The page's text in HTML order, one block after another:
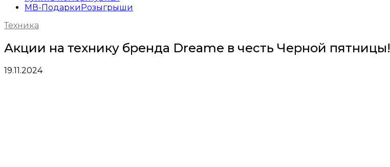
МВ-Подарки Розыгрыши
Техника
Акции на технику бренда Dreame в честь Черной пятницы!
19.11.2024